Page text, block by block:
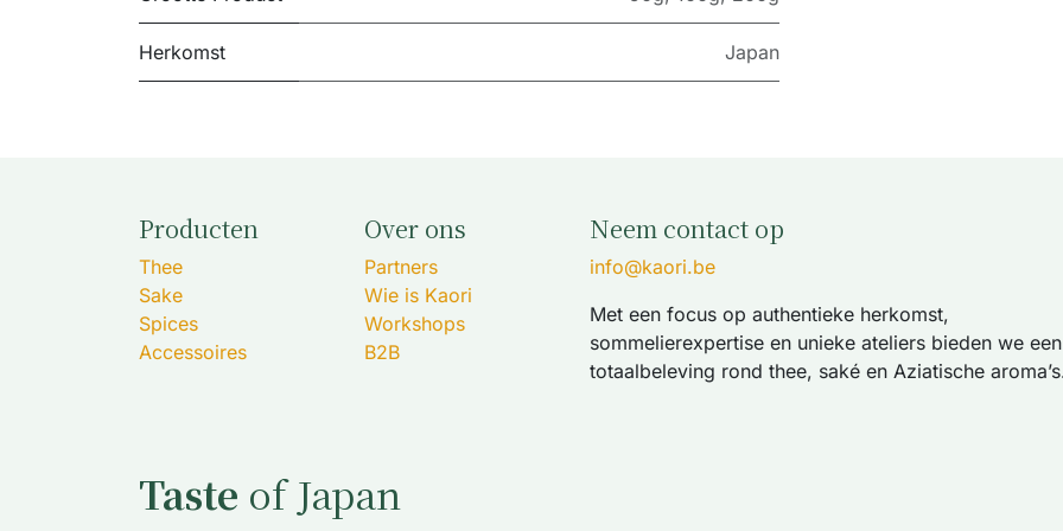
Herkomst Japan
Producten
Thee
Sake
Spices
Accessoires
Over ons
Partners
Wie is Kaori
Workshops
B2B
Neem contact op
info@kaori.be
Met een focus op authentieke herkomst,
sommelierexpertise en unieke ateliers bieden we een
totaalbeleving rond thee, saké en Aziatische
Taste of Japan